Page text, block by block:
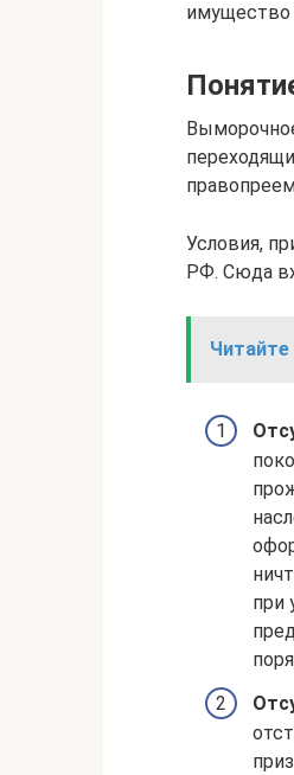
имущество
Условия,
РФ. Сюда
при